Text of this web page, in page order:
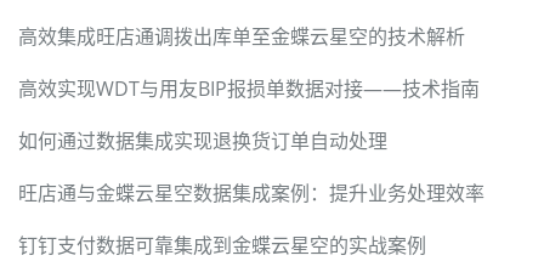
高效集成旺店通调拨出库单至金蝶云星空的技术解析
高效实现WDT与用友BIP报损单数据对接——技术指南
如何通过数据集成实现退换货订单自动处理
旺店通与金蝶云星空数据集成案例：提升业务处理效率
钉钉支付数据可靠集成到金蝶云星空的实战案例